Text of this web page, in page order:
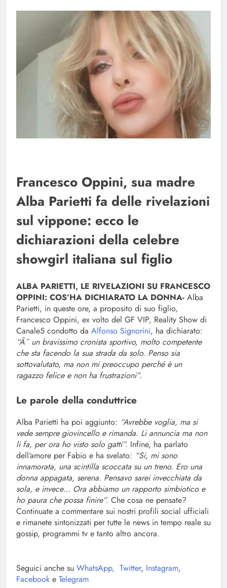
Francesco Oppini, sua madre
Alba Parietti fa delle rivelazioni
sul vippone: ecco le
dichiarazioni della celebre
showgirl italiana sul figlio
ALBA PARIETTI, LE RIVELAZIONI SU FRANCESCO
OPPINI: COS’HA DICHIARATO LA DONNA- Alba
Parietti, in queste ore, a proposito di suo figlio,
Francesco Oppini, ex volto del GF VIP, Reality Show di
Canale5 condotto da Alfonso Signorini, ha dichiarato:
“Ãˆ un bravissimo cronista sportivo, molto competente
che sta facendo la sua strada da solo. Penso sia
sottovalutato, ma non mi preoccupo perché è un
ragazzo felice e non ha frustrazioni”.
Le parole della conduttrice
Alba Parietti ha poi aggiunto: “Avrebbe voglia, ma si
vede sempre giovincello e rimanda. Li annuncia ma non
li fa, per ora ho visto solo gatti”. Infine, ha parlato
dell’amore per Fabio e ha svelato: “Si, mi sono
innamorata, una scintilla scoccata su un treno. Ero una
donna appagata, serena. Pensavo sarei invecchiata da
sola, e invece… Ora abbiamo un rapporto simbiotico e
ho paura che possa finire”. Che cosa ne pensate?
Continuate a commentare sui nostri profili social ufficiali
e rimanete sintonizzati per tutte le news in tempo reale su
gossip, programmi tv e tanto altro ancora.
Seguici anche su WhatsApp, Twitter, Instagram,
Facebook e Telegram